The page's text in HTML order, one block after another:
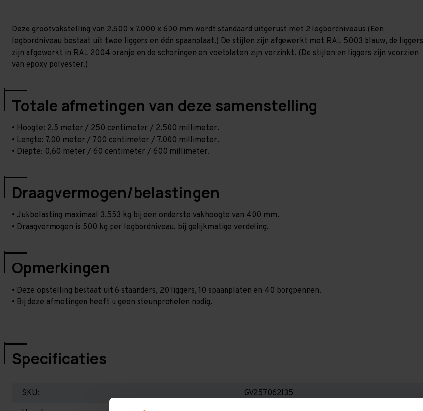
Deze grootvakstelling van 2.500 x 7.000 x 600 mm wordt standaard uitgerust met 2 legbordniveaus (Een
legbordniveau bestaat uit twee liggers en één spaanplaat.) De stijlen zijn afgewerkt met RAL 5003 blauw, de liggers
zijn afgewerkt in RAL 2004 oranje en de schoringen en voetplaten zijn verzinkt. (De stijlen en liggers zijn voorzien
van epoxy polyester.)
Totale afmetingen van deze samenstelling
• Hoogte: 2,5 meter / 250 centimeter / 2.500 millimeter.
• Lengte: 7,00 meter / 700 centimeter / 7.000 millimeter.
• Diepte: 0,60 meter / 60 centimeter / 600 millimeter.
Draagvermogen/belastingen
• Jukbelasting maximaal 3.553 kg bij een onderste vakhoogte van 400 mm.
• Draagvermogen is 500 kg per legbordniveau, bij gelijkmatige verdeling.
Opmerkingen
• Deze opstelling bestaat uit 6 staanders, 20 liggers, 10 spaanplaten en 40 borgpennen.
• Bij deze afmetingen heeft u geen steunprofielen nodig.
Specificaties
SKU:
GV257062135